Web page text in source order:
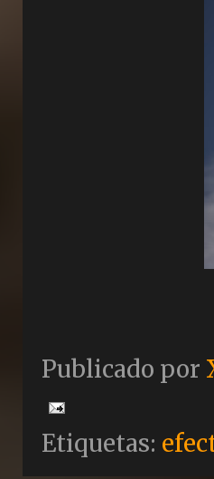
Publicado por
Etiquetas: